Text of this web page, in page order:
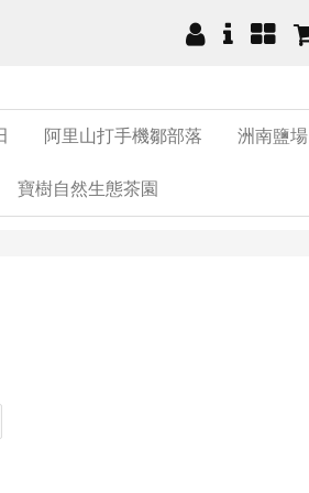
阿里山打手機鄒部落 洲南鹽場
寶樹自然生態茶園